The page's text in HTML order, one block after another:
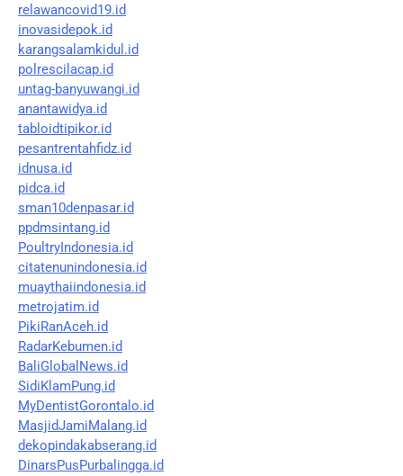
relawancovid19.id
inovasidepok.id
karangsalamkidul.id
polrescilacap.id
untag-banyuwangi.id
anantawidya.id
tabloidtipikor.id
pesantrentahfidz.id
idnusa.id
pidca.id
sman10denpasar.id
ppdmsintang.id
PoultryIndonesia.id
citatenunindonesia.id
muaythaiindonesia.id
metrojatim.id
PikiRanAceh.id
RadarKebumen.id
BaliGlobalNews.id
SidiKlamPung.id
MyDentistGorontalo.id
MasjidJamiMalang.id
dekopindakabserang.id
DinarsPusPurbalingga.id